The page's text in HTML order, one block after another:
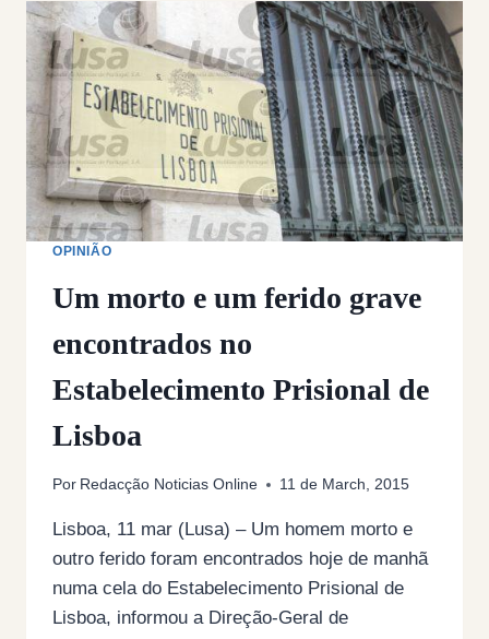
OPINIÃO
Um morto e um ferido grave
encontrados no
Estabelecimento Prisional de
Lisboa
Por Redacção Noticias Online 11 de March, 2015
Lisboa, 11 mar (Lusa) – Um homem morto e
outro ferido foram encontrados hoje de manhã
numa cela do Estabelecimento Prisional de
Lisboa, informou a Direção-Geral de